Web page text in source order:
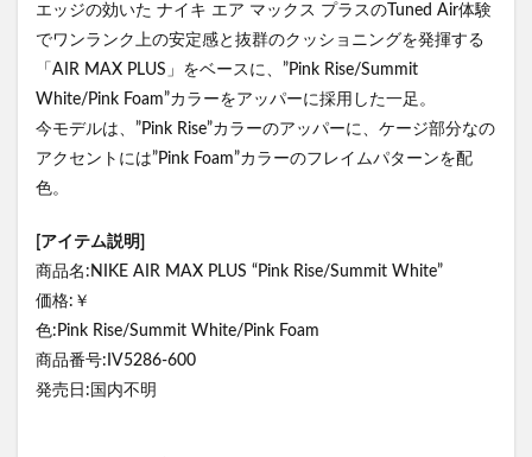
エッジの効いた ナイキ エア マックス プラスのTuned Air体験
でワンランク上の安定感と抜群のクッショニングを発揮する
「AIR MAX PLUS」をベースに、”Pink Rise/Summit
White/Pink Foam”カラーをアッパーに採用した一足。
今モデルは、”Pink Rise”カラーのアッパーに、ケージ部分なの
アクセントには”Pink Foam”カラーのフレイムパターンを配
色。
[アイテム説明]
商品名:NIKE AIR MAX PLUS “Pink Rise/Summit White”
価格:￥
色:Pink Rise/Summit White/Pink Foam
商品番号:IV5286-600
発売日:国内不明